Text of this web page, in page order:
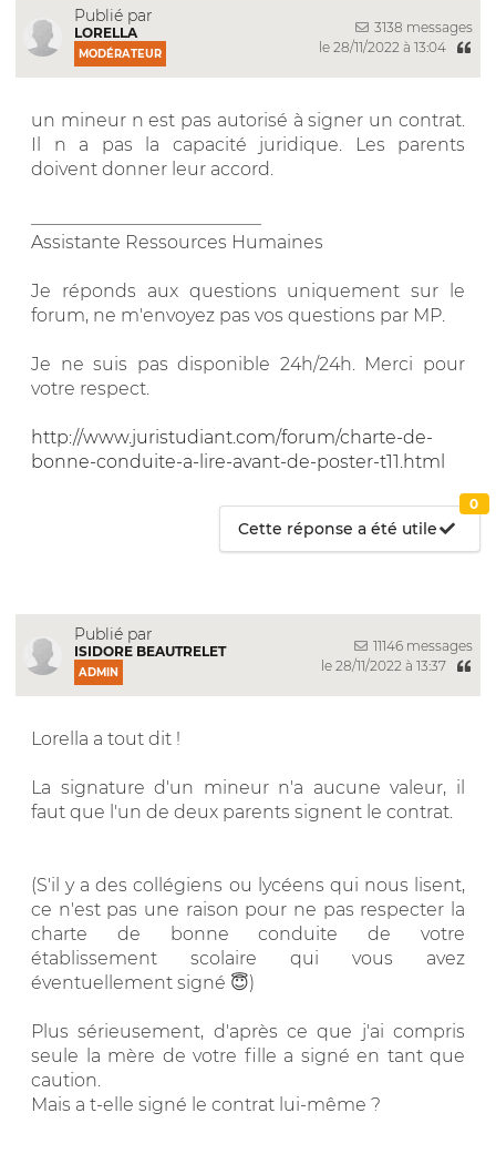
Publié par
LORELLA
MODÉRATEUR
3138 messages
le 28/11/2022 à 13:04
un mineur n est pas autorisé à signer un contrat.
Il n a pas la capacité juridique. Les parents
doivent donner leur accord.
Assistante Ressources Humaines
Je réponds aux questions uniquement sur le
forum, ne m'envoyez pas vos questions par MP.
Je ne suis pas disponible 24h/24h. Merci pour
votre respect.
http://www.juristudiant.com/forum/charte-de-
bonne-conduite-a-lire-avant-de-poster-t11.html
Cette réponse a été utile
0
Publié par
ISIDORE BEAUTRELET
ADMIN
11146 messages
le 28/11/2022 à 13:37
Lorella a tout dit !
La signature d'un mineur n'a aucune valeur, il
faut que l'un de deux parents signent le contrat.
(S'il y a des collégiens ou lycéens qui nous lisent,
ce n'est pas une raison pour ne pas respecter la
charte de bonne conduite de votre
établissement scolaire qui vous avez
éventuellement signé 😇)
Plus sérieusement, d'après ce que j'ai compris
seule la mère de votre fille a signé en tant que
caution.
Mais a t-elle signé le contrat lui-même ?